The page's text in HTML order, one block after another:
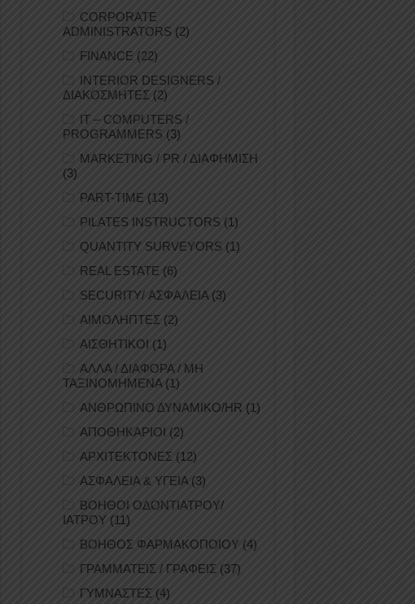
CORPORATE
ADMINISTRATORS (2)
FINANCE (22)
INTERIOR DESIGNERS /
ΔΙΑΚΟΣΜΗΤΕΣ (2)
IT – COMPUTERS /
PROGRAMMERS (3)
MARKETING / PR / ΔΙΑΦΗΜΙΣΗ
(3)
PART-TIME (13)
PILATES INSTRUCTORS (1)
QUANTITY SURVEYORS (1)
REAL ESTATE (6)
SECURITY/ ΑΣΦΑΛΕΙΑ(3)
ΑΙΜΟΛΗΠΤΕΣ (2)
ΑΙΣΘΗΤΙΚΟΙ (1)
ΑΛΛΑ / ΔΙΑΦΟΡΑ / ΜΗ
ΤΑΞΙΝΟΜΗΜΕΝΑ(1)
ΑΝΘΡΩΠΙΝΟ ΔΥΝΑΜΙΚΟ/HR (1)
ΑΠΟΘΗΚΑΡΙΟΙ (2)
ΑΡΧΙΤΕΚΤΟΝΕΣ (12)
ΑΣΦΑΛΕΙΑ & ΥΓΕΙΑ (3)
ΒΟΗΘΟΙ ΟΔΟΝΤΙΑΤΡΟΥ/
ΙΑΤΡΟΥ(11)
ΒΟΗΘΟΣ ΦΑΡΜΑΚΟΠΟΙΟΥ (4)
ΓΡΑΜΜΑΤΕΙΣ / ΓΡΑΦΕΙΣ (37)
ΓΥΜΝΑΣΤΕΣ (4)